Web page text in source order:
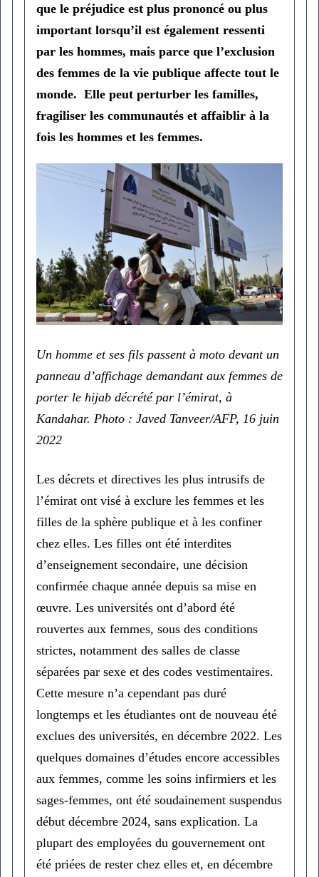
que le préjudice est plus prononcé ou plus
important lorsqu’il est également ressenti
par les hommes, mais parce que l’exclusion
des femmes de la vie publique affecte tout le
monde. Elle peut perturber les familles,
fragiliser les communautés et affaiblir à la
fois les hommes et les femmes.
Un homme et ses fils passent à moto devant un
panneau d’affichage demandant aux femmes de
porter le hijab décrété par l’émirat, à
Kandahar. Photo : Javed Tanveer/AFP, 16 juin
2022
Les décrets et directives les plus intrusifs de
l’émirat ont visé à exclure les femmes et les
filles de la sphère publique et à les confiner
chez elles. Les filles ont été interdites
d’enseignement secondaire, une décision
confirmée chaque année depuis sa mise en
œuvre. Les universités ont d’abord été
rouvertes aux femmes, sous des conditions
strictes, notamment des salles de classe
séparées par sexe et des codes vestimentaires.
Cette mesure n’a cependant pas duré
longtemps et les étudiantes ont de nouveau été
exclues des universités, en décembre 2022. Les
quelques domaines d’études encore accessibles
aux femmes, comme les soins infirmiers et les
sages-femmes, ont été soudainement suspendus
début décembre 2024, sans explication. La
plupart des employées du gouvernement ont
été priées de rester chez elles et, en décembre